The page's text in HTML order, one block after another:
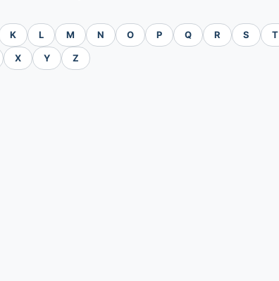
K L M N O P Q R S T
X Y Z